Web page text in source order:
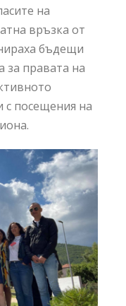
на
връзка от
бъдещи
за правата на
с посещения на